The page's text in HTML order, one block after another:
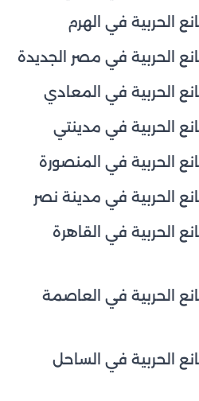
الحربية في الهرم
الحربية في مصر الجديدة
الحربية في المعادي
الحربية في مدينتي
الحربية في المنصورة
الحربية في مدينة نصر
الحربية في القاهرة
الحربية في العاصمة
الحربية في الساحل